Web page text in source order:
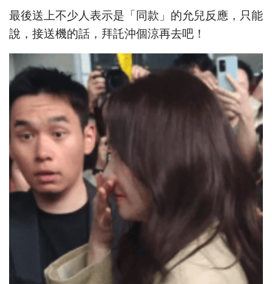
最後送上不少人表示是「同款」的允兒反應，只能
說，接送機的話，拜託沖個涼再去吧！